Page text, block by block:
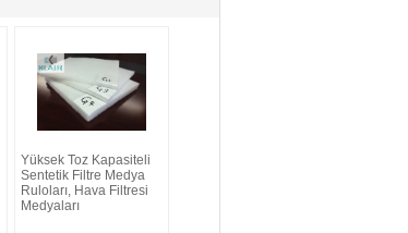
Yüksek Toz Kapasiteli
Sentetik Filtre Medya
Ruloları, Hava Filtresi
Medyaları